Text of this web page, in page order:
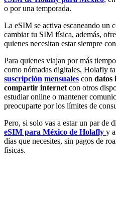
o por una temporada.
La eSIM se activa escaneando un
cambiar tu SIM física, además,
quienes necesitan estar siempre
Para quienes viajan por más
como nómadas digitales, Holafly
suscripción mensuales con datos
compartir internet con otros
estudiar online o mantener
preocuparte por los límites de
Pero, si solo vas a estar un par de
eSIM para México de Holafly y
días que necesites, sin pagos de
físicas.